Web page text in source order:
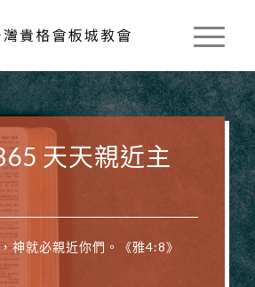
天天親近主
神就必親近你們。《雅4:8》